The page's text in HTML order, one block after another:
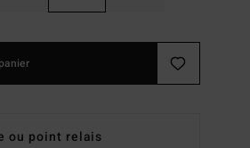
ou point relais